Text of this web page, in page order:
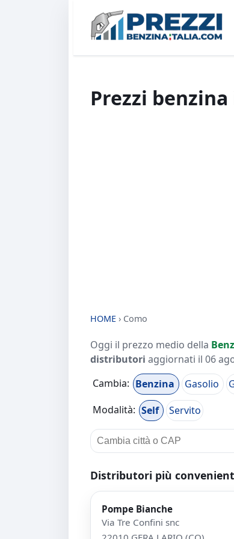
Prezzi
HOME › Como
Oggi il prezzo medio della
distributori aggiornati il 06
Cambia: Benzina Gasolio
Modalità: Self Servito
Distributori più
Pompe Bianche
Via Tre Confini snc